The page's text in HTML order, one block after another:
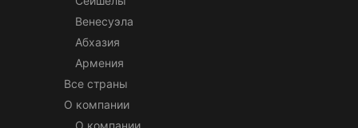
Венесуэла
Абхазия
Армения
Все страны
О компании
О компании